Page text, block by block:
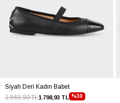
Siyah Deri Kadın Babet
%30
1.798,93 TL
2.569,90 TL